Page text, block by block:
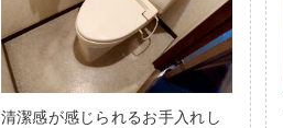
清潔感が感じられるお手入れし